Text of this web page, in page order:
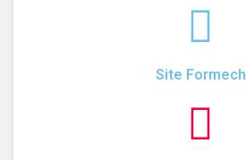
Site Formech